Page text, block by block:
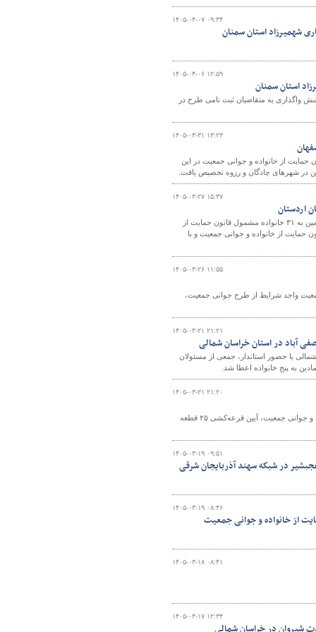
۱۴۰۵-۰۴-۰۷ ۰۹:۳۴
۱۴۰۵-۰۴-۰۶ ۱۲:۵۹
پوشش واگذاری به متقاضیان ثبت نامی طرح در
۱۴۰۵-۰۳-۳۱ ۱۳:۲۳
از خانواده و جوانی جمعیت در این
۱۴۰۵-۰۳-۲۷ ۱۵:۳۷
رئیس اداره راه و شهرسازی شهرستان اردستان از برگزاری مراسم قرعه‌کشی واگذاری زمین به ۳۱ خانواده مشمول قانون حمایت از
حمایت از خانواده و جوانی جمعیت و با
۱۴۰۵-۰۳-۲۶ ۱۱:۵۵
گفت: تاکنون برای ۲ هزار و ۶۰۰ خانوار خوش جمعیت واجد شرایط از طرح جوانی جمعیت،
۱۴۰۵-۰۳-۲۱ ۲۱:۲۱
شمالی با حضور استاندار، جمعی از مسئولان
به پنج خانواده اعطا شد.
۱۴۰۵-۰۳-۲۱ ۲۱:۲۰
مدیرکل راه و شهرسازی خراسان شمالی گفت: در راستای اجرای قانون حمایت از خانواده و جوانی جمعیت، آیین قرعه‌کشی ۲۵ قطعه
۱۴۰۵-۰۳-۱۹ ۰۹:۵۱
۱۴۰۵-۰۳-۱۹ ۰۸:۴۶
۱۴۰۵-۰۳-۱۸ ۰۸:۴۱
۱۴۰۵-۰۳-۱۷ ۱۲:۳۴